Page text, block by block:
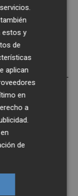
o de quien
o mal.
partes.
los Grises -
franquista-,
Cristo Rey -
derecha-…
un ojo en
ver quién
o
retraso,
nadie.
venido
porque
también
estos y
de
aplican
en
a
de